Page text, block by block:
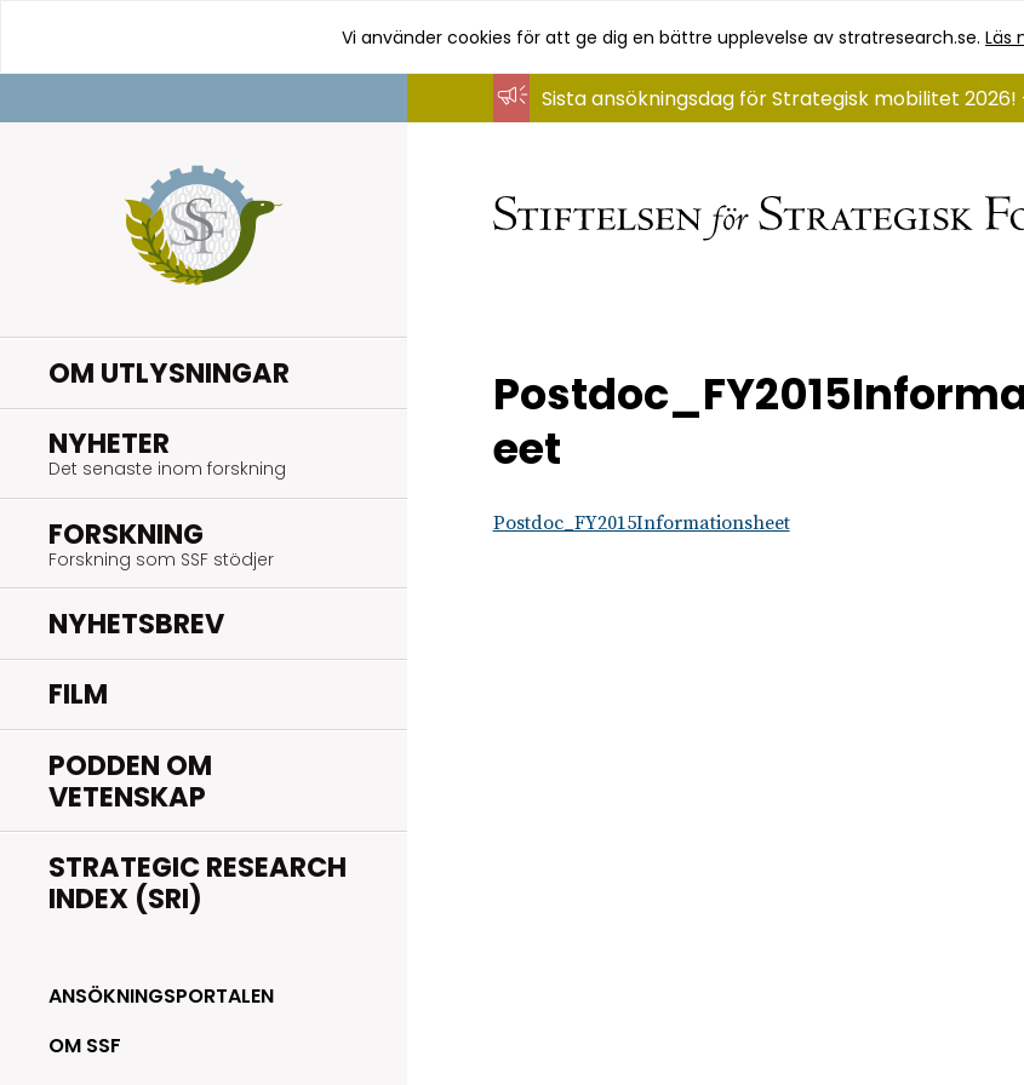
innehåll
Vi använder cookies för att ge dig en bättre upplevelse av stratresearch.se.Läs
OM UTLYSNINGAR
NYHETER
Det senaste inom forskning
FORSKNING
Forskning som SSF stödjer
NYHETSBREV
FILM
PODDEN OM
VETENSKAP
STRATEGIC RESEARCH
INDEX (SRI)
ANSÖKNINGSPORTALEN
OM SSF
Sista ansökningsdag för Strategisk mobilitet 2026!
eet
Postdoc_FY2015Informationsheet